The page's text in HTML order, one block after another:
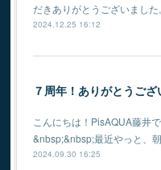
だきありがとうございまし
2024.12.25 16:12
７周年！ありがとうござ
こんにちは！PisAQUA藤井で
⁡&nbsp;&nbsp;最近やっと、
2024.09.30 16:25